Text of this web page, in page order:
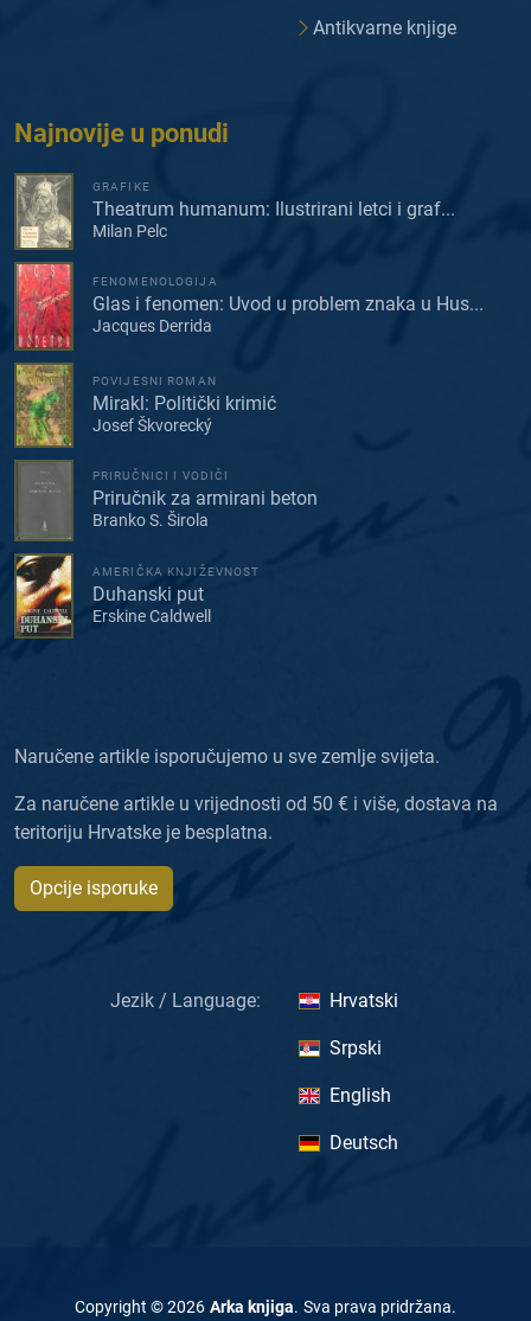
Antikvarne knjige
Najnovije u ponudi
GRAFIKE
Theatrum humanum: Ilustrirani letci i graf...
Milan Pelc
FENOMENOLOGIJA
Glas i fenomen: Uvod u problem znaka u Hus...
Jacques Derrida
POVIJESNI ROMAN
Mirakl: Politički krimić
Josef Škvorecký
PRIRUČNICI I VODIČI
Priručnik za armirani beton
Branko S. Širola
AMERIČKA KNJIŽEVNOST
Duhanski put
Erskine Caldwell
Naručene artikle isporučujemo u sve zemlje svijeta.
Za naručene artikle u vrijednosti od 50 € i više, dostava na
teritoriju Hrvatske je besplatna.
Opcije isporuke
Jezik / Language: Hrvatski
Srpski
English
Deutsch
Copyright ©2026 Arka knjiga. Sva prava pridržana.